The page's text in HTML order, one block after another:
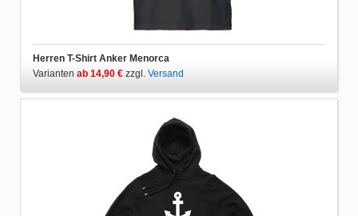
Herren T-Shirt Anker Menorca
Varianten ab 14,90 € zzgl. Versand